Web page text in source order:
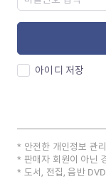
아이디 저장
안전한 개인정보 관
판매자 회원이 아닌
도서, 전집, 음반